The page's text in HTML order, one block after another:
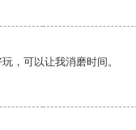
，可以让我消磨时间。